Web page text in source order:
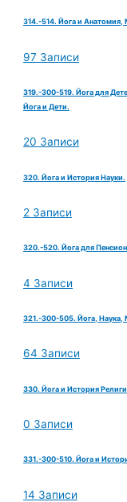
314.-514. Йога и Анатомия,
97 Записи
319.-300-519. Йога для
Йога и Дети.
20 Записи
320. Йога и История Науки.
2 Записи
320.-520. Йога для
4 Записи
321.-300-505. Йога, Наука,
64 Записи
330. Йога и История
0 Записи
331.-300-510. Йога и
14 Записи